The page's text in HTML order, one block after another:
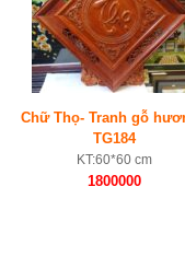
Chữ Thọ- Tranh gỗ
TG184
KT:60*60 cm
1800000